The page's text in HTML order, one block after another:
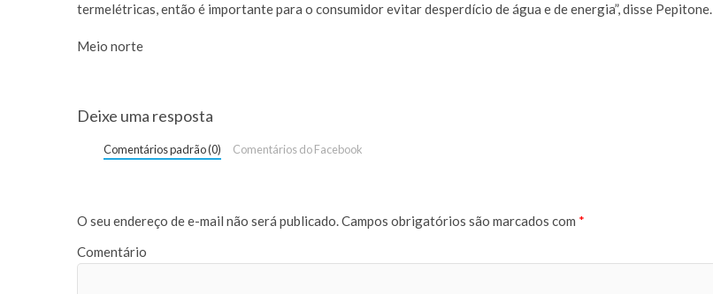
termelétricas, então é importante para o consumidor evitar desperdício de água e de energia”, disse Pepitone.
Meio norte
Deixe uma resposta
Comentários padrão (0) Comentários do Facebook
O seu endereço de e-mail não será publicado.Campos obrigatórios são marcados com *
Comentário